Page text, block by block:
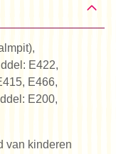
E422,
E466,
E200,
van kinderen